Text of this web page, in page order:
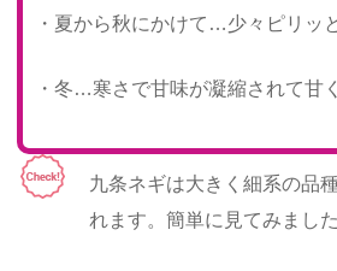
・夏から秋にかけて…少々ピリッ
・冬…寒さで甘味が凝縮されて甘
九条ネギは大きく細系の品
れます。簡単に見てみました